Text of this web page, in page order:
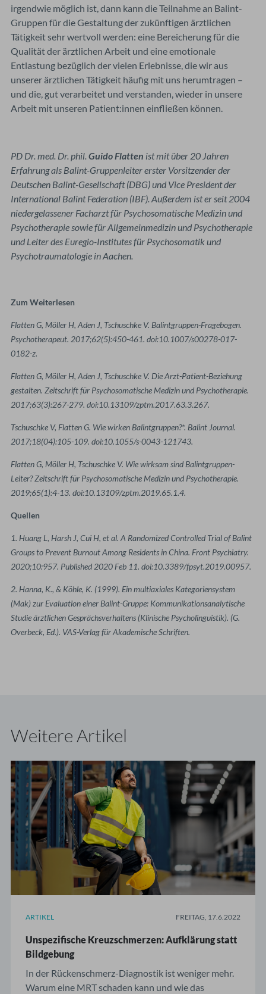
irgendwie möglich ist, dann kann die Teilnahme an Balint-
Gruppen für die Gestaltung der zukünftigen ärztlichen
Tätigkeit sehr wertvoll werden: eine Bereicherung für die
Qualität der ärztlichen Arbeit und eine emotionale
Entlastung bezüglich der vielen Erlebnisse, die wir aus
unserer ärztlichen Tätigkeit häufig mit uns herumtragen –
und die, gut verarbeitet und verstanden, wieder in unsere
Arbeit mit unseren Patient:innen einfließen können.
PD Dr. med. Dr. phil. Guido Flatten ist mit über 20 Jahren
Erfahrung als Balint-Gruppenleiter erster Vorsitzender der
Deutschen Balint-Gesellschaft (DBG) und Vice President der
International Balint Federation (IBF). Außerdem ist er seit 2004
niedergelassener Facharzt für Psychosomatische Medizin und
Psychotherapie sowie für Allgemeinmedizin und Psychotherapie
und Leiter des Euregio-Institutes für Psychosomatik und
Psychotraumatologie in Aachen.
Zum Weiterlesen
Flatten G, Möller H, Aden J, Tschuschke V. Balintgruppen-Fragebogen.
Psychotherapeut. 2017;62(5):450-461. doi:10.1007/s00278-017-
0182-z.
Flatten G, Möller H, Aden J, Tschuschke V. Die Arzt-Patient-Beziehung
gestalten. Zeitschrift für Psychosomatische Medizin und Psychotherapie.
2017;63(3):267-279. doi:10.13109/zptm.2017.63.3.267.
Tschuschke V, Flatten G. Wie wirken Balintgruppen?*. Balint Journal.
2017;18(04):105-109. doi:10.1055/s-0043-121743.
Flatten G, Möller H, Tschuschke V. Wie wirksam sind Balintgruppen-
Leiter? Zeitschrift für Psychosomatische Medizin und Psychotherapie.
2019;65(1):4-13. doi:10.13109/zptm.2019.65.1.4.
Quellen
1. Huang L, Harsh J, Cui H, et al. A Randomized Controlled Trial of Balint
Groups to Prevent Burnout Among Residents in China. Front Psychiatry.
2020;10:957. Published 2020 Feb 11. doi:10.3389/fpsyt.2019.00957.
2. Hanna, K., & Köhle, K. (1999). Ein multiaxiales Kategoriensystem
(Mak) zur Evaluation einer Balint-Gruppe: Kommunikationsanalytische
Studie ärztlichen Gesprächsverhaltens (Klinische Psycholinguistik). (G.
Overbeck, Ed.). VAS-Verlag für Akademische Schriften.
Weitere Artikel
ARTIKEL FREITAG, 17.6.2022
Unspezifische Kreuzschmerzen: Aufklärung statt
Bildgebung
In der Rückenschmerz-Diagnostik ist weniger mehr.
Warum eine MRT schaden kann und wie das